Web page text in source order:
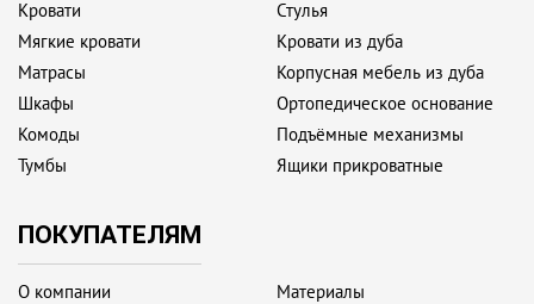
ПОКУПАТЕЛЯМ
О компании
Материалы
Кровати
Мягкие кровати
Матрасы
Шкафы
Комоды
Тумбы
Стулья
Кровати из дуба
Корпусная мебель из дуба
Ортопедическое основание
Подъёмные механизмы
Ящики прикроватные